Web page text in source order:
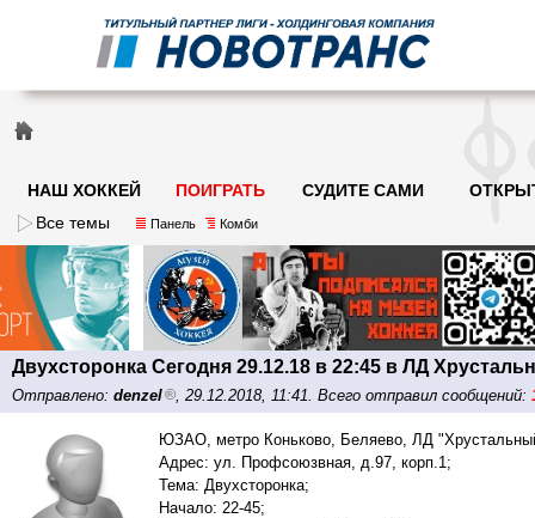
НАШ ХОККЕЙ ПОИГРАТЬ СУДИТЕ САМИ
Все темы
Панель Комби
Двухсторонка Сегодня 29.12.18 в 22:45 в ЛД
Отправлено: denzel , 29.12.2018, 11:41. Всего отправил сообщений:
ЮЗАО, метро Коньково, Беляево, ЛД
Адрес: ул. Профсоюзвная, д.97, корп.1;
Тема: Двухсторонка;
Начало: 22-45;